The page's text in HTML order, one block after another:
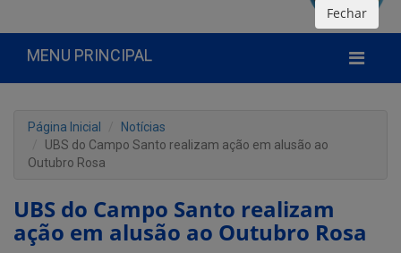
MENU PRINCIPAL
Página Inicial
Notícias
UBS do Campo Santo realizam ação em alusão ao
Outubro Rosa
UBS do Campo Santo realizam
ação em alusão ao Outubro Rosa
Fechar